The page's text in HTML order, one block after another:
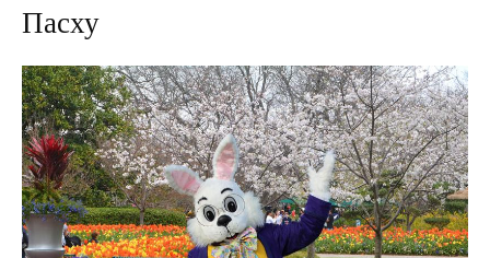
Пасху